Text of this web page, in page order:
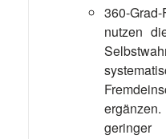
360-Grad-
nutzen
geringer